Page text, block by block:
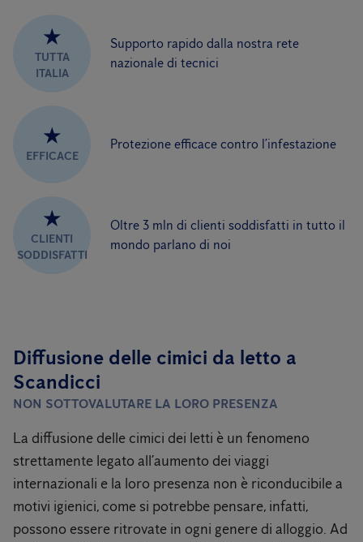
★
TUTTA
ITALIA
Supporto rapido dalla nostra rete
nazionale di tecnici
★
EFFICACE
Protezione efficace contro l’infestazione
★
CLIENTI
SODDISFATTI
Oltre 3 mln di clienti soddisfatti in tutto il
mondo parlano di noi
Diffusione delle cimici da letto a
Scandicci
NON SOTTOVALUTARE LA LORO PRESENZA
La diffusione delle cimici dei letti è un fenomeno
strettamente legato all’aumento dei viaggi
internazionali e la loro presenza non è riconducibile a
motivi igienici, come si potrebbe pensare, infatti,
possono essere ritrovate in ogni genere di alloggio. Ad